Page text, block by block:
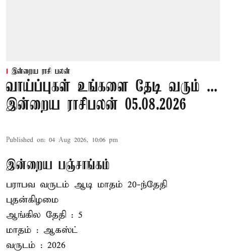
இன்றைய ராசி பலன்
வாய்ப்புகள் உங்களை தேடி வரும் ...
இன்றைய ராசிபலன் 05.08.2026
Published on: 04 Aug 2026, 10:06 pm
இன்றைய பஞ்சாங்கம்
பராபவ வருடம் ஆடி மாதம் 20-ந்தேதி
புதன்கிழமை
ஆங்கில தேதி : 5
மாதம் : ஆகஸ்ட்
வருடம் : 2026